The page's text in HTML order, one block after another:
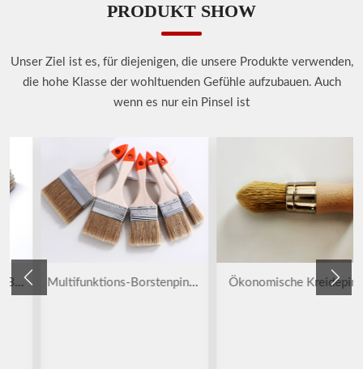
PRODUKT SHOW
Unser Ziel ist es, für diejenigen, die unsere Produkte verwenden,
die hohe Klasse der wohltuenden Gefühle aufzubauen. Auch
wenn es nur ein Pinsel ist
Multifunktions-Borstenpinsel Ökonomische Kreidepinsel